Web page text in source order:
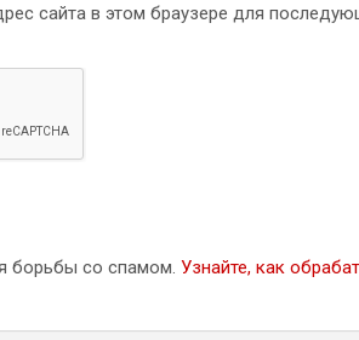
сайта в этом браузере для
борьбы со спамом. Узнайте, как